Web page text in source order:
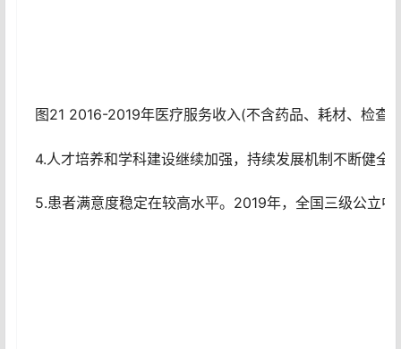
图21 2016-2019年医疗服务收入(不含药品、耗材、检查
4.人才培养和学科建设继续加强，持续发展机制不断健
5.患者满意度稳定在较高水平。2019年，全国三级公立